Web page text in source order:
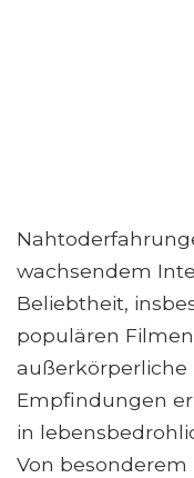
wachsendem
Beliebtheit,
populären
außerkörperliche
Empfindungen
in
Von besonderem